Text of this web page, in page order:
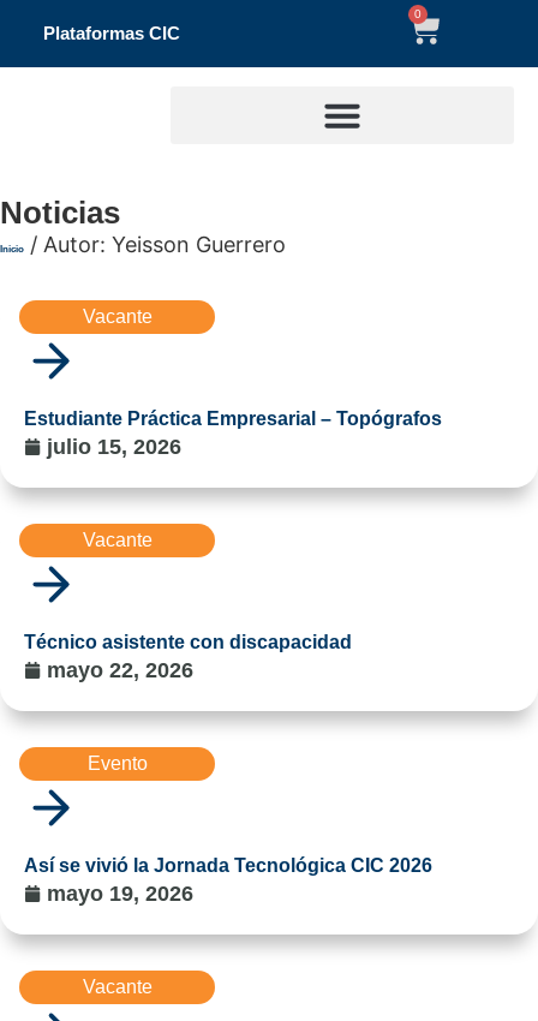
Plataformas CIC
0
Noticias
Inicio / Autor: Yeisson Guerrero
Vacante
Estudiante Práctica Empresarial – Topógrafos
julio 15, 2026
Vacante
Técnico asistente con discapacidad
mayo 22, 2026
Evento
Así se vivió la Jornada Tecnológica CIC 2026
mayo 19, 2026
Vacante